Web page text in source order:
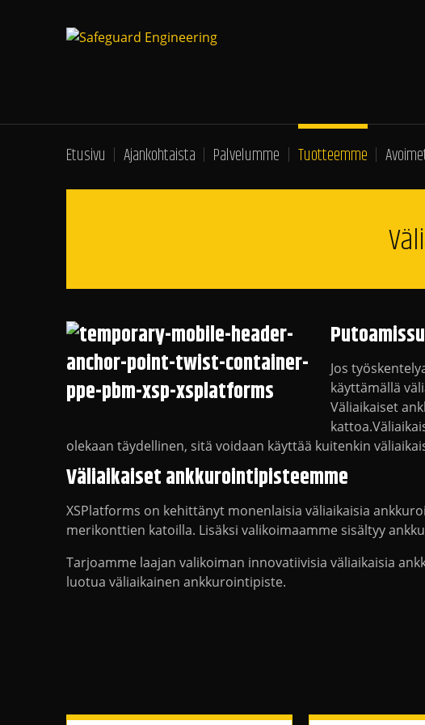
Etusivu Ajankohtaista Palvelumme Tuotteemme
Jos
käyttämällä
Väliaikaiset
olekaan täydellinen, sitä voidaan käyttää kuitenkin
Väliaikaiset ankkurointipisteemme
XSPlatforms on kehittänyt monenlaisia väliaikaisia
merikonttien katoilla. Lisäksi valikoimaamme sisältyy
Tarjoamme laajan valikoiman innovatiivisia väliaikaisia
luotua väliaikainen ankkurointipiste.